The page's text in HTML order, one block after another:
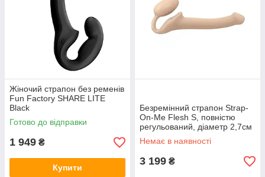
Жіночий страпон без ременів
Fun Factory SHARE LITE
Black
Готово до відправки
1 949 ₴
Купити
Безремінний страпон Strap-
On-Me Flesh S, повністю
регульований, діаметр 2,7см
Немає в наявності
3 199 ₴